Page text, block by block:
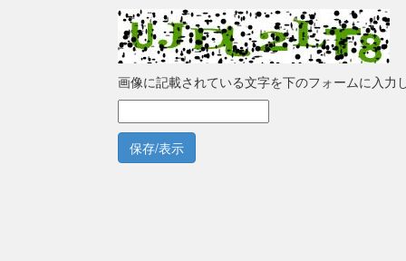
画像に記載されている文字を下のフォームに入力
保存/表示